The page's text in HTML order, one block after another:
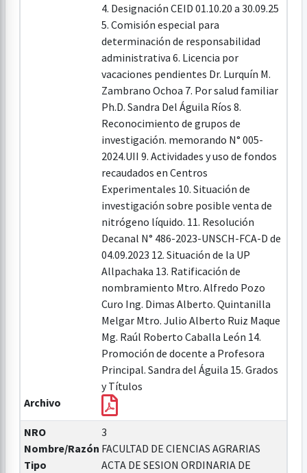
4. Designación CEID 01.10.20 a 30.09.25
5. Comisión especial para
determinación de responsabilidad
administrativa 6. Licencia por
vacaciones pendientes Dr. Lurquín M.
Zambrano Ochoa 7. Por salud familiar
Ph.D. Sandra Del Águila Ríos 8.
Reconocimiento de grupos de
investigación. memorando N° 005-
2024.UII 9. Actividades y uso de fondos
recaudados en Centros
Experimentales 10. Situación de
investigación sobre posible venta de
nitrógeno líquido. 11. Resolución
Decanal N° 486-2023-UNSCH-FCA-D de
04.09.2023 12. Situación de la UP
Allpachaka 13. Ratificación de
nombramiento Mtro. Alfredo Pozo
Curo Ing. Dimas Alberto. Quintanilla
Melgar Mtro. Julio Alberto Ruiz Maque
Mg. Raúl Roberto Caballa León 14.
Promoción de docente a Profesora
Principal. Sandra del Águila 15. Grados
y Títulos
Archivo
NRO
3
Nombre/Razón FACULTAD DE CIENCIAS AGRARIAS
Tipo
ACTA DE SESION ORDINARIA DE